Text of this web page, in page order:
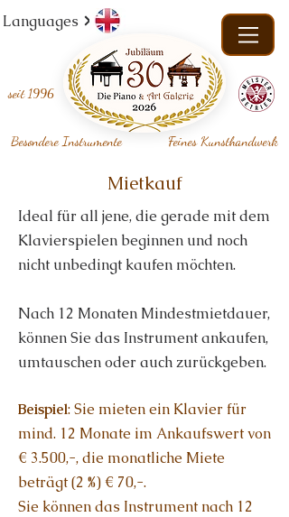
Languages
seit 1996
Besondere Instrumente Feines Kunsthandwerk
Mietkauf
Ideal für all jene, die gerade mit dem
Klavierspielen beginnen und noch
nicht unbedingt kaufen möchten.
Nach 12 Monaten Mindestmietdauer,
können Sie das Instrument ankaufen,
umtauschen oder auch zurückgeben.
Beispiel: Sie mieten ein Klavier für
mind. 12 Monate im Ankaufswert von
€ 3.500,-, die monatliche Miete
beträgt (2 %) € 70,-.
Sie können das Instrument nach 12